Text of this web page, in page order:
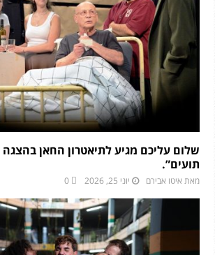
שלום עליכם מגיע לתיאטרון החאן בהצגה
תועים”.
מאת איטו אבירם יוני 25, 2026 0